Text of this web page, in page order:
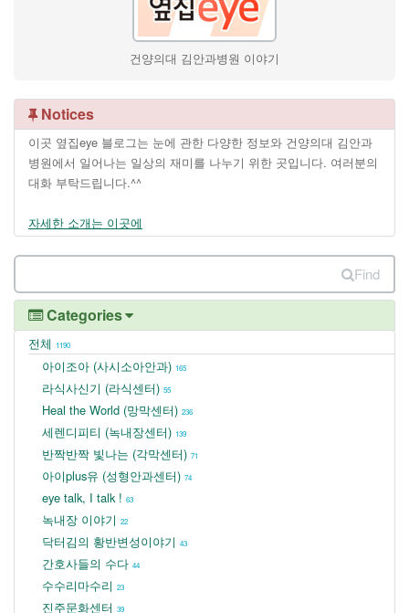
건양의대 김안과병원 이야기
Notices
이곳 옆집eye 블로그는 눈에 관한 다양한 정보와 건양의대 김안과
병원에서 일어나는 일상의 재미를 나누기 위한 곳입니다. 여러분의
대화 부탁드립니다.^^
자세한 소개는 이곳에
Find
Categories
전체 1190
아이조아 (사시소아안과) 165
라식사신기 (라식센터) 55
Heal the World (망막센터) 236
세렌디피티 (녹내장센터) 139
반짝반짝 빛나는 (각막센터) 71
아이plus유 (성형안과센터) 74
eye talk, I talk ! 63
녹내장 이야기 22
닥터김의 황반변성이야기 43
간호사들의 수다 44
수수리마수리 23
진주문화센터 39